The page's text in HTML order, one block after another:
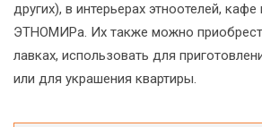
других), в интерьерах этноотелей,
ЭТНОМИРа. Их также можно
лавках, использовать для
или для украшения квартиры.